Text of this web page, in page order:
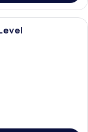
Room with Jacuzzi